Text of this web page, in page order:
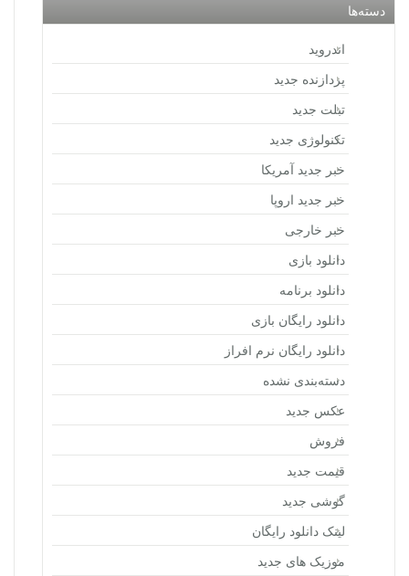
دسته‌ها
اندروید
پردازنده جدید
تبلت جدید
تکنولوژی جدید
خبر جدید آمریکا
خبر جدید اروپا
خبر خارجی
دانلود بازی
دانلود برنامه
دانلود رایگان بازی
دانلود رایگان نرم افراز
دسته‌بندی نشده
عکس جدید
فروش
قیمت جدید
گوشی جدید
لینک دانلود رایگان
موزیک های جدید